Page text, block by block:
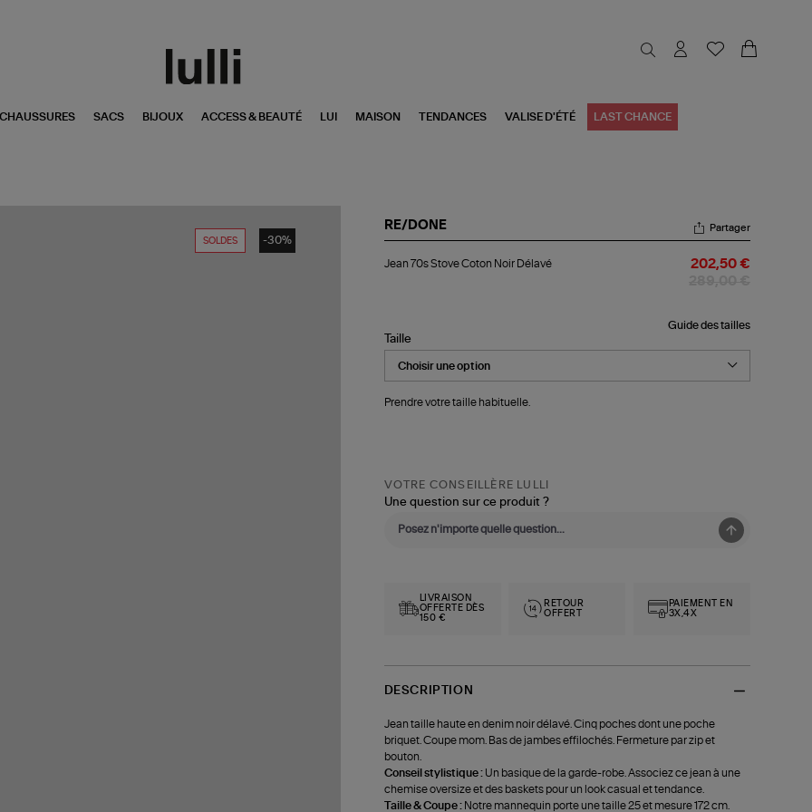
CHAUSSURES SACS BIJOUX ACCESS & BEAUTÉ LUI MAISON TENDANCES VALISE D'ÉTÉ LAST CHANCE
SOLDES -30%
RE/DONE
70s
Partager
Jean 70s Stove Coton Noir Délavé 202,50 €
Guide des tailles
Taille
Prendre votre taille habituelle.
VOTRE CONSEILLÈRE LULLI
Une question sur ce produit ?
LIVRAISON
OFFERTE DÈS
150 €
RETOUR
OFFERT
PAIEMENT EN
3X,4X
DESCRIPTION
Jean taille haute en denim noir délavé. Cinq poches dont une poche
briquet. Coupe mom. Bas de jambes effilochés. Fermeture par zip et
bouton.
Conseil stylistique : Un basique de la garde-robe. Associez ce jean à une
chemise oversize et des baskets pour un look casual et tendance.
Taille & Coupe : Notre mannequin porte une taille 25 et mesure 172 cm.